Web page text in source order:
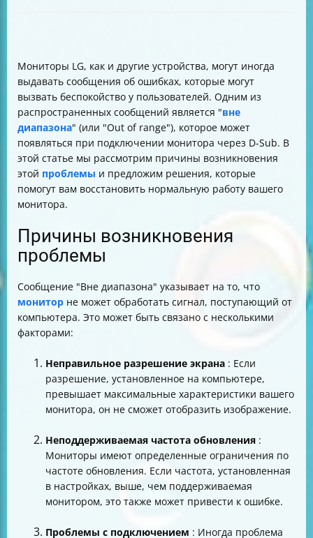
Мониторы LG, как и другие устройства, могут иногда
выдавать сообщения об ошибках, которые могут
вызвать беспокойство у пользователей. Одним из
распространенных сообщений является "вне
диапазона" (или "Out of range"), которое может
появляться при подключении монитора через D-Sub. В
этой статье мы рассмотрим причины возникновения
этой проблемы и предложим решения, которые
помогут вам восстановить нормальную работу вашего
монитора.
Причины возникновения
проблемы
Сообщение "Вне диапазона" указывает на то, что
монитор не может обработать сигнал, поступающий от
компьютера. Это может быть связано с несколькими
факторами:
Неправильное разрешение экрана : Если
разрешение, установленное на компьютере,
превышает максимальные характеристики вашего
монитора, он не сможет отобразить изображение.
Неподдерживаемая частота обновления :
Мониторы имеют определенные ограничения по
частоте обновления. Если частота, установленная
в настройках, выше, чем поддерживаемая
монитором, это также может привести к ошибке.
Проблемы с подключением : Иногда проблема